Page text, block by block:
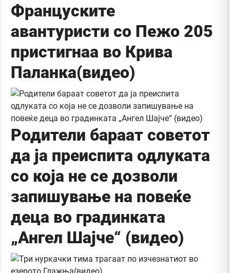
Француските
авантуристи со Пежо 205
пристигнаа во Крива
Паланка(видео)
Родители бараат советот
да ја преиспита одлуката
со која не се дозволи
запишување на повеќе
деца во градинката
„Ангел Шајче“ (видео)